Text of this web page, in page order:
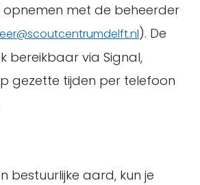
met de beheerder
). De
bereikbaar via Signal,
gezette tijden per telefoon
bestuurlijke aard, kun je